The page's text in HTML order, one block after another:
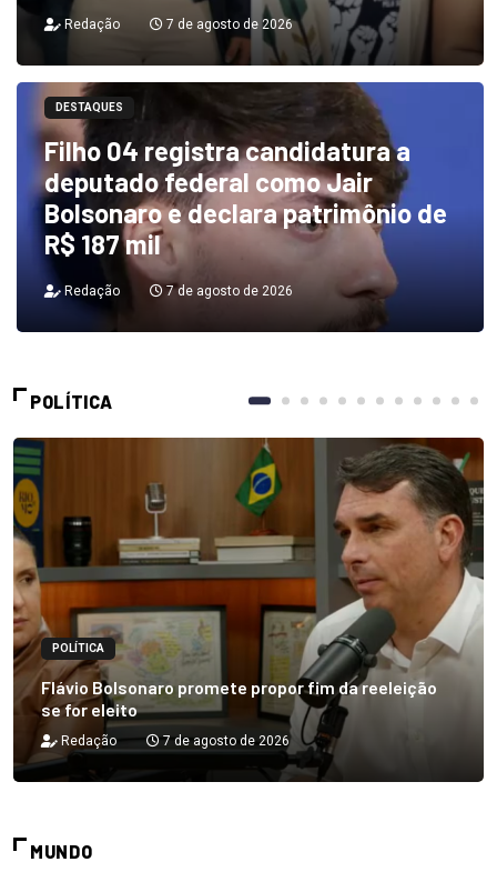
Redação 7 de agosto de 2026
DESTAQUES
Filho 04 registra candidatura a
deputado federal como Jair
Bolsonaro e declara patrimônio de
R$ 187 mil
Redação 7 de agosto de 2026
POLÍTICA
POLÍTICA
Flávio Bolsonaro promete propor fim da reeleição
se for eleito
Redação 7 de agosto de 2026
MUNDO